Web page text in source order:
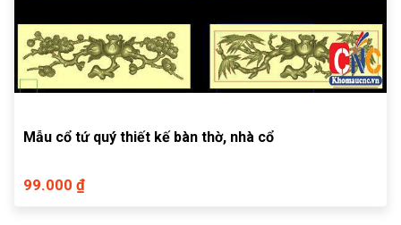
Mẫu cổ tứ quý thiết kế bàn thờ, nhà cổ
99.000 ₫